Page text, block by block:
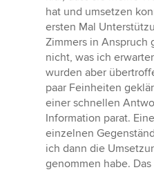
hat und umsetzen
ersten Mal
Zimmers in Anspruch
nicht, was ich
wurden aber
paar Feinheiten
einer schnellen
Information parat.
einzelnen
ich dann die
genommen habe.